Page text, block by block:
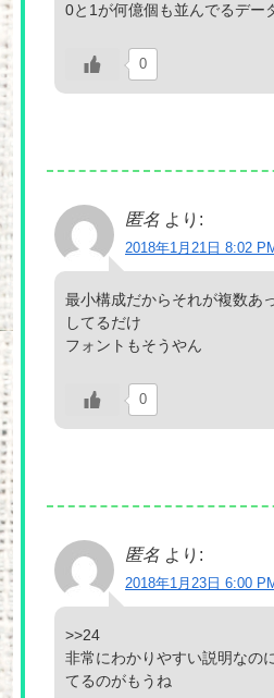
0と1が何億個も並んでるデー
0
匿名 より:
2018年1月21日 8:02
最小構成だからそれが複数あ
してるだけ
フォントもそうやん
0
匿名 より:
2018年1月23日 6:00
>>24
非常にわかりやすい説明なの
てるのがもうね